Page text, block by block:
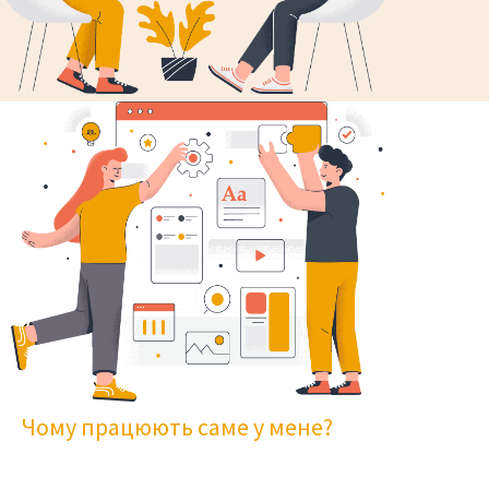
Чому працюють саме у мене?